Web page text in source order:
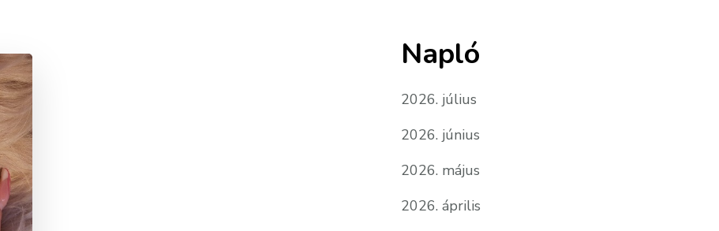
Napló
2026. július
2026. június
2026. május
2026. április